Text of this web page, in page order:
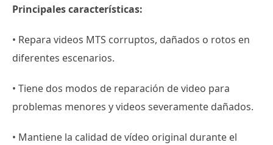
Principales características:
• Repara videos MTS corruptos, dañados o rotos en
diferentes escenarios.
• Tiene dos modos de reparación de video para
problemas menores y videos severamente dañados.
• Mantiene la calidad de vídeo original durante el